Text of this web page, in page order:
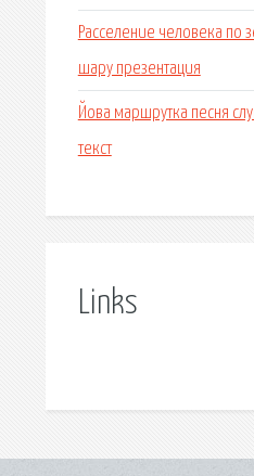
Расселение человека по
шару презентация
Йова маршрутка песня
текст
Links